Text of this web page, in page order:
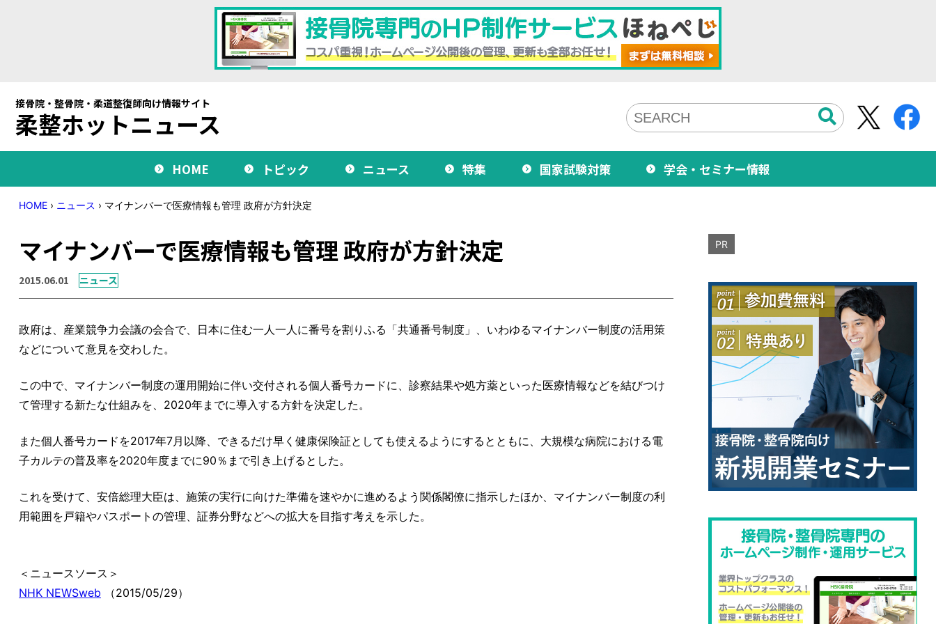
接骨院・整骨院・柔道整復師向け情報サイト
柔整ホットニュース
HOME トピック ニュース 特集 国家試験対策 学会・セミナー情報
HOME › ニュース › マイナンバーで医療情報も管理 政府が方針決定
マイナンバーで医療情報も管理 政府が方針決定
2015.06.01 ニュース
政府は、産業競争力会議の会合で、日本に住む一人一人に番号を割りふる「共通番号制度」、いわゆるマイナンバー制度の活用策
などについて意見を交わした。
この中で、マイナンバー制度の運用開始に伴い交付される個人番号カードに、診察結果や処方薬といった医療情報などを結びつけ
て管理する新たな仕組みを、2020年までに導入する方針を決定した。
また個人番号カードを2017年7月以降、できるだけ早く健康保険証としても使えるようにするとともに、大規模な病院における電
子カルテの普及率を2020年度までに90％まで引き上げるとした。
これを受けて、安倍総理大臣は、施策の実行に向けた準備を速やかに進めるよう関係閣僚に指示したほか、マイナンバー制度の利
用範囲を戸籍やパスポートの管理、証券分野などへの拡大を目指す考えを示した。
＜ニュースソース＞
NHK NEWSweb （2015/05/29）
PR